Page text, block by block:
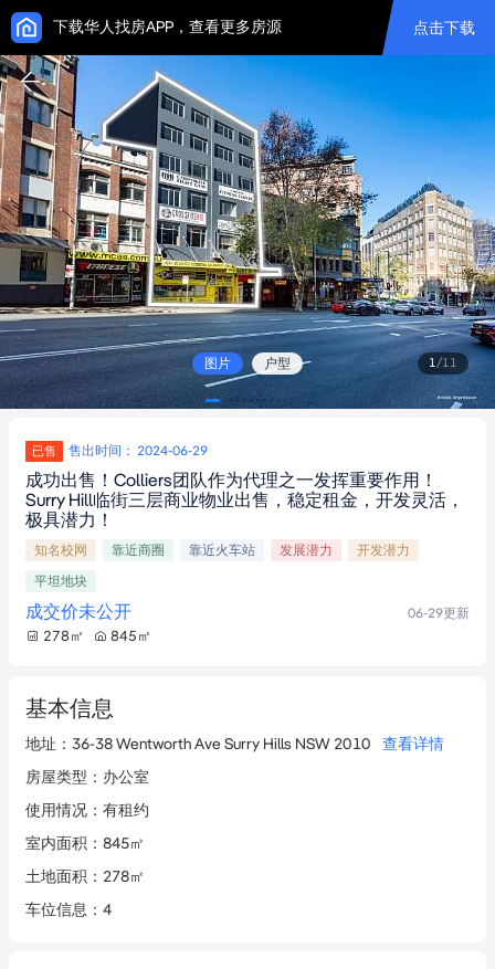
下载华人找房APP，查看更多房源 点击下载
图片 户型 1/11
已售 售出时间： 2024-06-29
成功出售！Colliers团队作为代理之一发挥重要作用！
Surry Hill临街三层商业物业出售，稳定租金，开发灵活，
极具潜力！
知名校网 靠近商圈 靠近火车站 发展潜力
开发潜力
平坦地块
成交价未公开 06-29更新
278 ㎡ 845 ㎡
基本信息
地址 ： 36-38 Wentworth Ave Surry Hills NSW 2010
查看详情
房屋类型 ： 办公室
使用情况 ： 有租约
室内面积 ： 845㎡
土地面积 ： 278㎡
车位信息 ： 4